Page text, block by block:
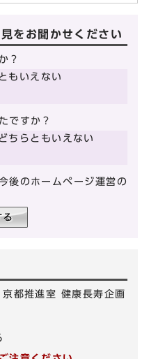
をお聞かせください
？
もいえない
ですか？
ちらともいえない
後のホームページ運営の
都推進室 健康長寿企画